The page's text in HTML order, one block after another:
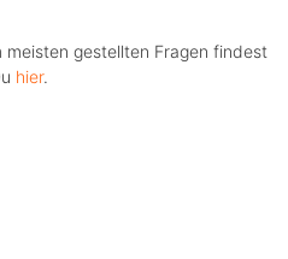
gestellten Fragen findest
hier.